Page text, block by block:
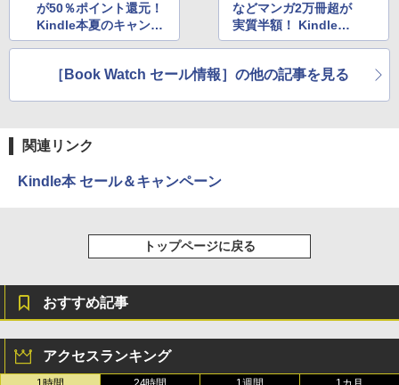
Robloxギフトカード - 2,000 Robux 【限
定バーチャルアイテムを含む】 【オンラ
インゲームコード】 ロブロックス | オン
インゲームコード】 ロブロックス |オン
ラインコード版
FM TOWNS ハイパー・カタログ: 本体ハ
ードウェア・市販ソフトウェアのパーフ
￥2,326
￥32,980
Amazon Kindle Colorsoft | 16GBストレ
イ、色調調節ライト、最大8週間持続バッ
11インチカラーディスプレイ、64GBスト
レージ、ノート機能搭載、明るさ自動調
が50％ポイント還元！
Kindle本夏のキャンペ
ーン実施中
などマンガ2万冊超が
実質半額！ Kindle本
夏のキャンペーン
［Book Watch セール情報］の他の記事を見る
関連リンク
Kindle本 セール＆キャンペーン
トップページに戻る
おすすめ記事
アクセスランキング